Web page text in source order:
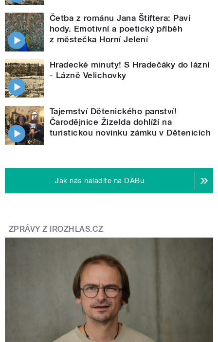
Četba z románu Jana Štiftera: Paví
hody. Emotivní a poetický příběh
z městečka Horní Jelení
Hradecké minuty! S Hradečáky do lázní
- Lázně Velichovky
Tajemství Dětenického panství!
Čarodějnice Žizelda dohlíží na
turistickou novinku zámku v Dětenicích
Jak nás naladíte na DABu
ZPRÁVY Z IROZHLAS.CZ